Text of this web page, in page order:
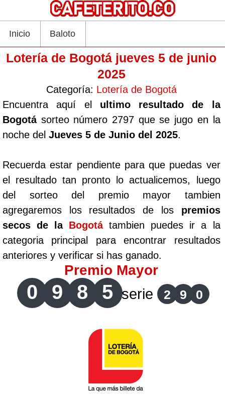
Inicio Baloto
Lotería de Bogotá jueves 5 de junio
2025
Categoría: Lotería de Bogotá
Encuentra aquí el ultimo resultado de la
Bogotásorteo número 2797 que se jugo en la
noche del Jueves 5 de Junio del 2025.
Recuerda estar pendiente para que puedas ver
el resultado tan pronto lo actualicemos, luego
del sorteo del premio mayor tambien
agregaremos los resultados de los premios
secos de la Bogotátambien puedes ir a la
categoria principal para encontrar resultados
anteriores y verificar si has ganado.
Premio Mayor
0 9 8 5 serie 2 9 0